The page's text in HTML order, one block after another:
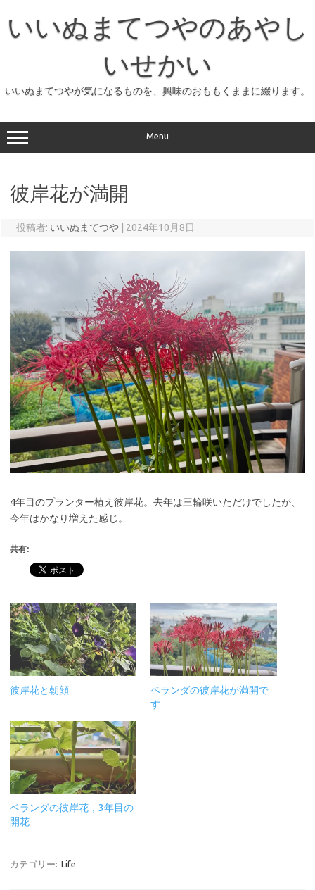
プ
いいぬまてつやのあやし
いせかい
いいぬまてつやが気になるものを、興味のおももくままに綴ります。
Menu
彼岸花が満開
投稿者: いいぬまてつや 2024年10月8日
4年目のプランター植え彼岸花。去年は三輪咲いただけでしたが、
今年はかなり増えた感じ。
共有:
彼岸花と朝顔
ベランダの彼岸花が満開で
す
ベランダの彼岸花，3年目の
開花
カテゴリー: Life